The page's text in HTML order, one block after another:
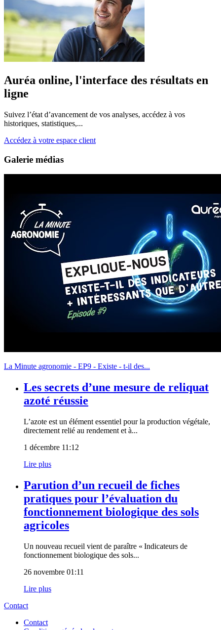
Auréa online, l'interface des résultats en
ligne
Suivez l’état d’avancement de vos analyses, accédez à vos
historiques, statistiques,...
Accédez à votre espace client
Galerie médias
La Minute agronomie - EP9 - Existe - t-il des...
Les secrets d’une mesure de reliquat
azoté réussie
L’azote est un élément essentiel pour la production végétale,
directement relié au rendement et à...
1 décembre 11:12
Lire plus
Parution d’un recueil de fiches
pratiques pour l’évaluation du
fonctionnement biologique des sols
agricoles
Un nouveau recueil vient de paraître « Indicateurs de
fonctionnement biologique des sols...
26 novembre 01:11
Lire plus
Contact
Contact